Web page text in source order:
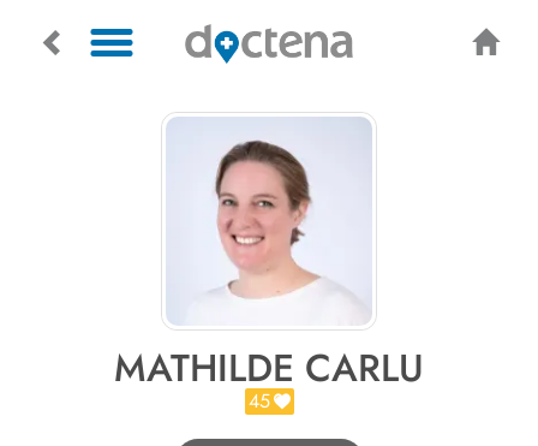
MATHILDE CARLU
45